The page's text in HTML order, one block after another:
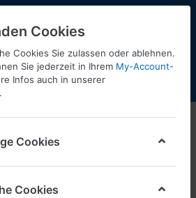
Shopaktualisierung
Cookies
Cookies Sie zulassen oder ablehnen.
Sie jederzeit in Ihrem My-Account-
Infos auch in unserer
.
Cookies
Cookies